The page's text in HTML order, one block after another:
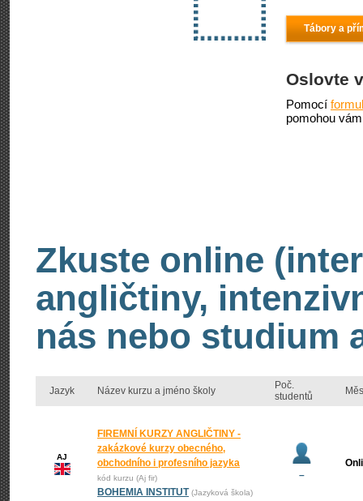
Tábory a
Oslovte
Pomocí
pomohou
Zkuste online
angličtiny,
nás nebo studium
Jazyk Název kurzu a jméno školy
Poč.
studentů
AJ
FIREMNÍ KURZY ANGLIČTINY -
zakázkové kurzy obecného,
obchodního i profesního jazyka
kód kurzu (Aj fir)
BOHEMIA INSTITUT (Jazyková škola)
–